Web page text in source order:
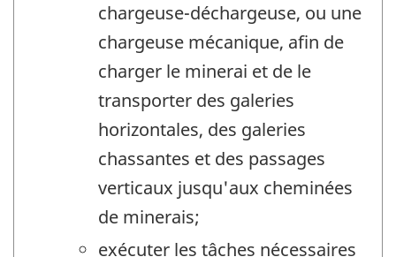
chargeuse-déchargeuse, ou une
chargeuse mécanique, afin de
charger le minerai et de le
transporter des galeries
horizontales, des galeries
chassantes et des passages
verticaux jusqu'aux cheminées
de minerais;
exécuter les tâches nécessaires